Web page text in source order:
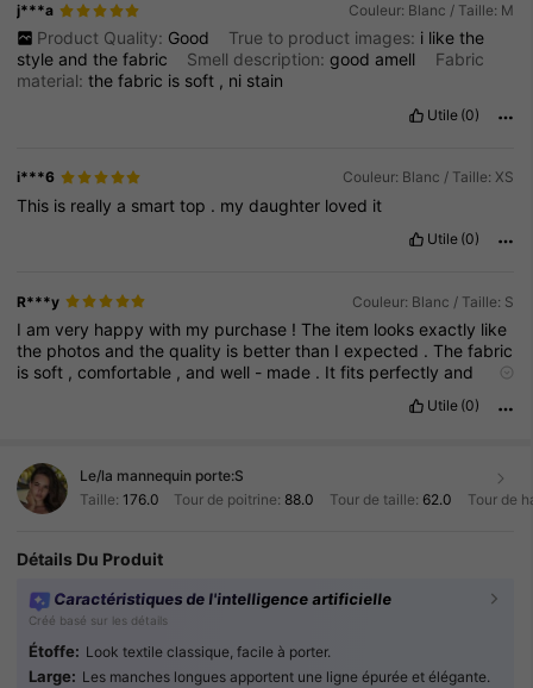
j***a Couleur: Blanc / Taille: M
Product Quality: Good True to product images: i like the
style andthefabric Smell description:good amell
Fabric
material:thefabric is soft , ni stain
Utile (0)
i***6 Couleur: Blanc / Taille: XS
This is really a smarttop . mydaughter loved it
Utile (0)
R***y Couleur: Blanc / Taille: S
I amvery happywith my purchase !The item looksexactly like
the photos andthequality is betterthan Iexpected .Thefabric
is soft ,comfortable , andwell - made . Itfits perfectly and
again .Utile (0)
Le/la mannequin porte:S
Taille: 176.0 Tour de poitrine: 88.0 Tour de taille: 62.0 Tour de
Détails Du Produit
Caractéristiques de l'intelligence artificielle
Créé basé sur les détails
Étoffe: Look textile classique, facile à porter.
Large: Les manches longues apportent une ligne épurée et élégante.